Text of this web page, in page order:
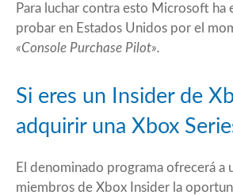
Para luchar contra esto Microsoft ha
probar en Estados Unidos por el
«Console Purchase Pilot».
Si eres un Insider de
adquirir una Xbox
El denominado programa ofrecerá a
miembros de Xbox Insider la